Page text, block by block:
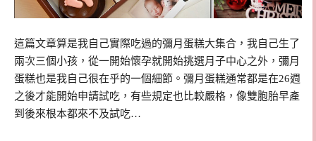
這篇文章算是我自己實際吃過的彌月蛋糕大集合，我自己生了
兩次三個小孩，從一開始懷孕就開始挑選月子中心之外，彌月
蛋糕也是我自己很在乎的一個細節。彌月蛋糕通常都是在26週
之後才能開始申請試吃，有些規定也比較嚴格，像雙胞胎早產
到後來根本都來不及試吃…